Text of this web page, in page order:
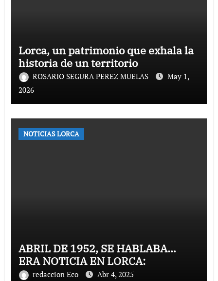
Lorca, un patrimonio que exhala la
historia de un territorio
ROSARIO SEGURA PEREZ MUELAS
May 1,
2026
NOTICIAS LORCA
ABRIL DE 1952, SE HABLABA…
ERA NOTICIA EN LORCA:
redaccion Eco Abr 4, 2025